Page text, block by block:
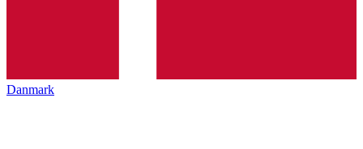
Danmark